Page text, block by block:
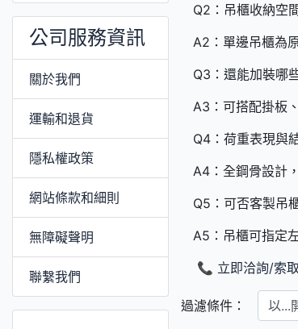
公司服務資訊
關於我們
運輸和退貨
隱私權政策
網站條款和細則
無障礙聲明
聯繫我們
Q2：吊櫃收納空
A2：單邊吊櫃為
Q3：還能加裝哪
A3：可搭配掛板
Q4：荷重表現與
A4：全鋼骨設計
Q5：可否客製吊
A5：吊櫃可指定
📞 立即洽詢/索
過濾條件：
以...開頭的項